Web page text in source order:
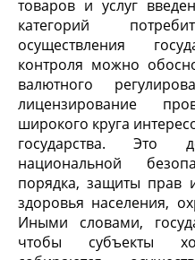
товаров и услуг
категорий
осуществления
контроля можно
валютного
лицензирование
широкого круга
государства. Это
национальной
порядка, защиты прав
здоровья населения,
Иными словами,
чтобы субъекты